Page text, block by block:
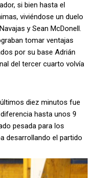
si bien hasta el
viviéndose un duelo
y Sean McDonell.
tomar ventajas
por su base Adrián
del tercer cuarto volvía
diez minutos fue
hasta unos 9
pesada para los
desarrollando el partido